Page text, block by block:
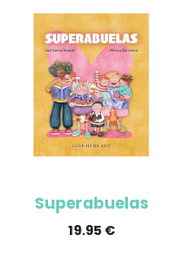
Superabuelas
19.95 €